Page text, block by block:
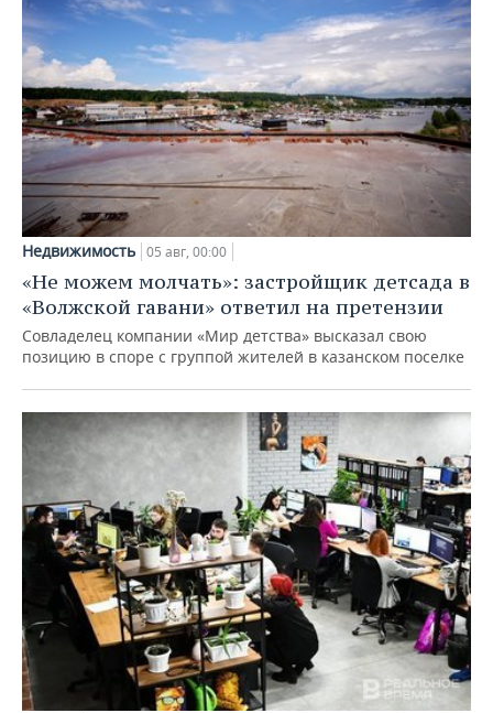
Недвижимость 05 авг, 00:00
«Не можем молчать»: застройщик детсада в
«Волжской гавани» ответил на претензии
Совладелец компании «Мир детства» высказал свою
позицию в споре с группой жителей в казанском поселке